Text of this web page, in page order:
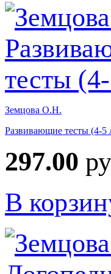
Земцова О.Н.
Развивающие тесты (4-5
297.00
В